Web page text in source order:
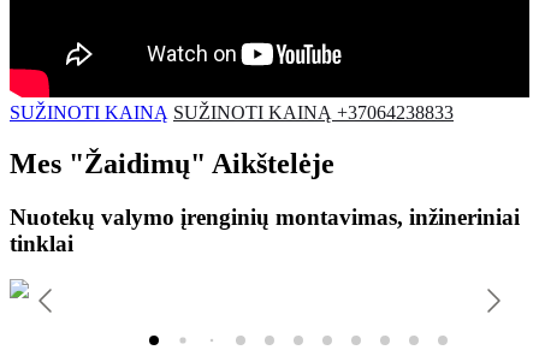
SUŽINOTI KAINĄ SUŽINOTI KAINĄ +37064238833
Mes "Žaidimų" Aikštelėje
Nuotekų valymo įrenginių montavimas, inžineriniai
tinklai